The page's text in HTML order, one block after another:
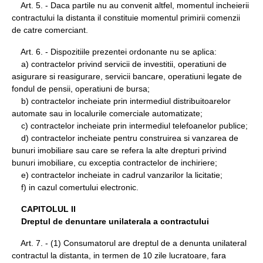
Art. 5. - Daca partile nu au convenit altfel, momentul incheierii
contractului la distanta il constituie momentul primirii comenzii
de catre comerciant.
Art. 6. - Dispozitiile prezentei ordonante nu se aplica:
a) contractelor privind servicii de investitii, operatiuni de
asigurare si reasigurare, servicii bancare, operatiuni legate de
fondul de pensii, operatiuni de bursa;
b) contractelor incheiate prin intermediul distribuitoarelor
automate sau in localurile comerciale automatizate;
c) contractelor incheiate prin intermediul telefoanelor publice;
d) contractelor incheiate pentru construirea si vanzarea de
bunuri imobiliare sau care se refera la alte drepturi privind
bunuri imobiliare, cu exceptia contractelor de inchiriere;
e) contractelor incheiate in cadrul vanzarilor la licitatie;
f) in cazul comertului electronic.
CAPITOLUL II
Dreptul de denuntare unilaterala a contractului
Art. 7. - (1) Consumatorul are dreptul de a denunta unilateral
contractul la distanta, in termen de 10 zile lucratoare, fara